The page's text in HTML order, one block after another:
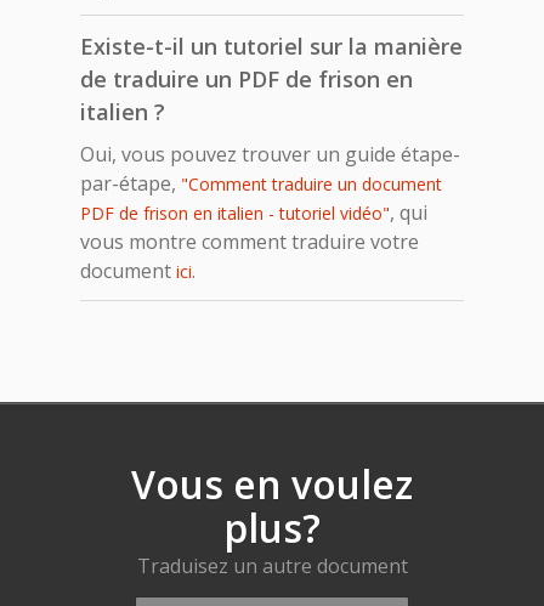
Existe-t-il un tutoriel sur la manière
de traduire un PDF de frison en
italien ?
Oui, vous pouvez trouver un guide étape-
par-étape, "Comment traduire un document
PDF de frison en italien - tutoriel vidéo", qui
vous montre comment traduire votre
document ici.
Vous en voulez
plus?
Traduisez un autre document